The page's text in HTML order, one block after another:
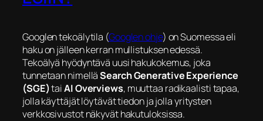
​Googlen tekoälytila (Googlen ohje) on Suomessa eli
haku on jälleen kerran mullistuksen edessä.
Tekoälyä hyödyntävä uusi hakukokemus, joka
tunnetaan nimelläSearch Generative Experience
(SGE)taiAI Overviews, muuttaa radikaalisti tapaa,
jolla käyttäjät löytävät tiedon ja jolla yritysten
verkkosivustot näkyvät hakutuloksissa.